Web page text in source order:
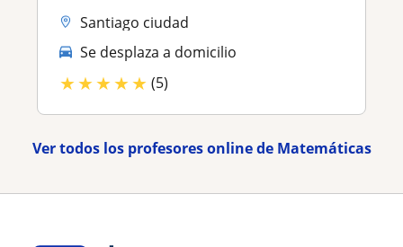
Santiago ciudad
Se desplaza a domicilio
★★★★★ (5)
Ver todos los profesores online de Matemáticas